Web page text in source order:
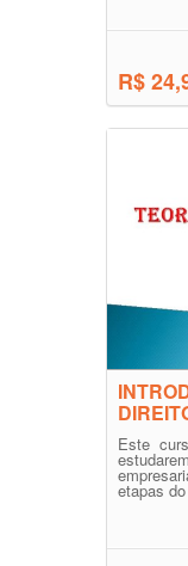
R$
Este
etapas